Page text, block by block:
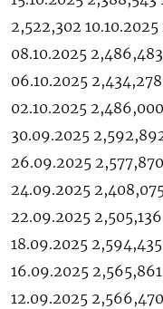
2,522,302
08.10.2025
06.10.2025
02.10.2025
30.09.2025
26.09.2025
24.09.2025
22.09.2025
18.09.2025
16.09.2025
12.09.2025